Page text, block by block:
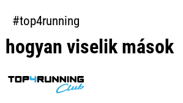
#top4running
hogyan viselik mások